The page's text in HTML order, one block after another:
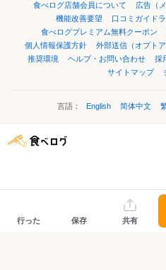
食べログ店舗会員について
広告（
機能改善要望
口コミガイド
食べログプレミアム無料クーポン
個人情報保護方針
外部送信（オプトア
推奨環境
ヘルプ・お問い合わせ 採
サイトマップ
言語： English 简体中文
行った 保存 共有